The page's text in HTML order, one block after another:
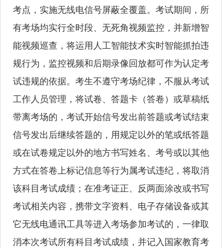
考点，实施无线电信号屏蔽全覆盖。考试期间，所
有考场均实行全时段、无死角视频监控，并新增智
能视频巡查，将运用人工智能技术实时智能抓拍违
规行为，监控视频和后期录像回放都可作为认定考
试违规的依据。考生不遵守考场纪律，不服从考试
工作人员管理，将试卷、答题卡（答卷）或草稿纸
带离考场的，考试开始信号发出前答题或考试结束
信号发出后继续答题的，用规定以外的笔或纸答题
或在试卷规定以外的地方书写姓名、考号或以其他
方式在答卷上标记信息等行为属考试违纪，将取消
该科目考试成绩；在准考证正、反两面涂改或书写
考试相关内容，携带文字资料、电子存储设备或其
它无线电通讯工具等进入考场参加考试的，一律取
消本次考试所有科目考试成绩，并记入国家教育考